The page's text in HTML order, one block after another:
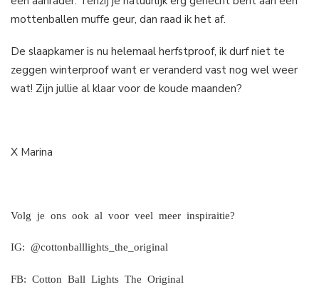
mottenballen muffe geur, dan raad ik het af.
De slaapkamer is nu helemaal herfstproof, ik durf niet te
zeggen winterproof want er veranderd vast nog wel weer
wat! Zijn jullie al klaar voor de koude maanden?
X Marina
Volg je ons ook al voor veel meer inspiraitie?
IG: @cottonballlights_the_original
FB: Cotton Ball Lights The Original